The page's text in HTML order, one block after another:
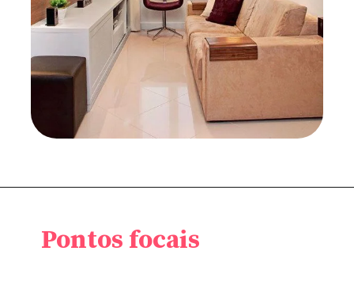
Pontos focais